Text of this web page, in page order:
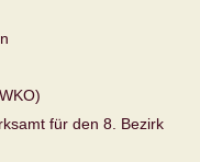
für den 8. Bezirk